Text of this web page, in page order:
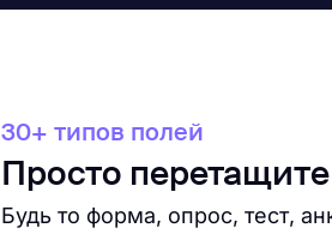
Просто
30+ типов полей
Будь то форма, опрос, тест,